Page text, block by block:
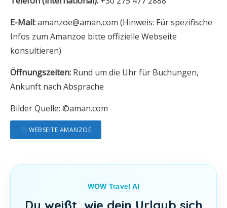
E-Mail:amanzoe@aman.com (Hinweis: Für spezifische
Infos zum Amanzoe bitte offizielle Webseite
konsultieren)
Öffnungszeiten: Rund um die Uhr für Buchungen,
Ankunft nach Absprache
Bilder Quelle: ©aman.com
WEBSEITE AMANZOE
WOW Travel AI
Du weißt, wie dein Urlaub sich